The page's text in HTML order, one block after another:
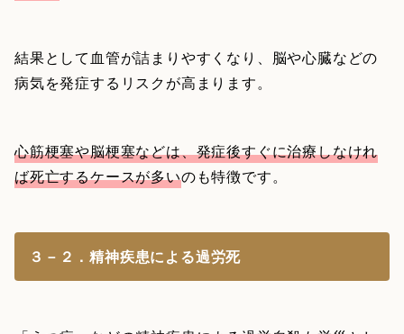
結果として血管が詰まりやすくなり、脳や心臓などの
病気を発症するリスクが高まります。
心筋梗塞や脳梗塞などは、発症後すぐに治療しなけれ
ば死亡するケースが多いのも特徴です。
３－２．精神疾患による過労死